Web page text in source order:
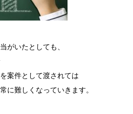
がいたとしても、
案件として渡されては
に難しくなっていきます。